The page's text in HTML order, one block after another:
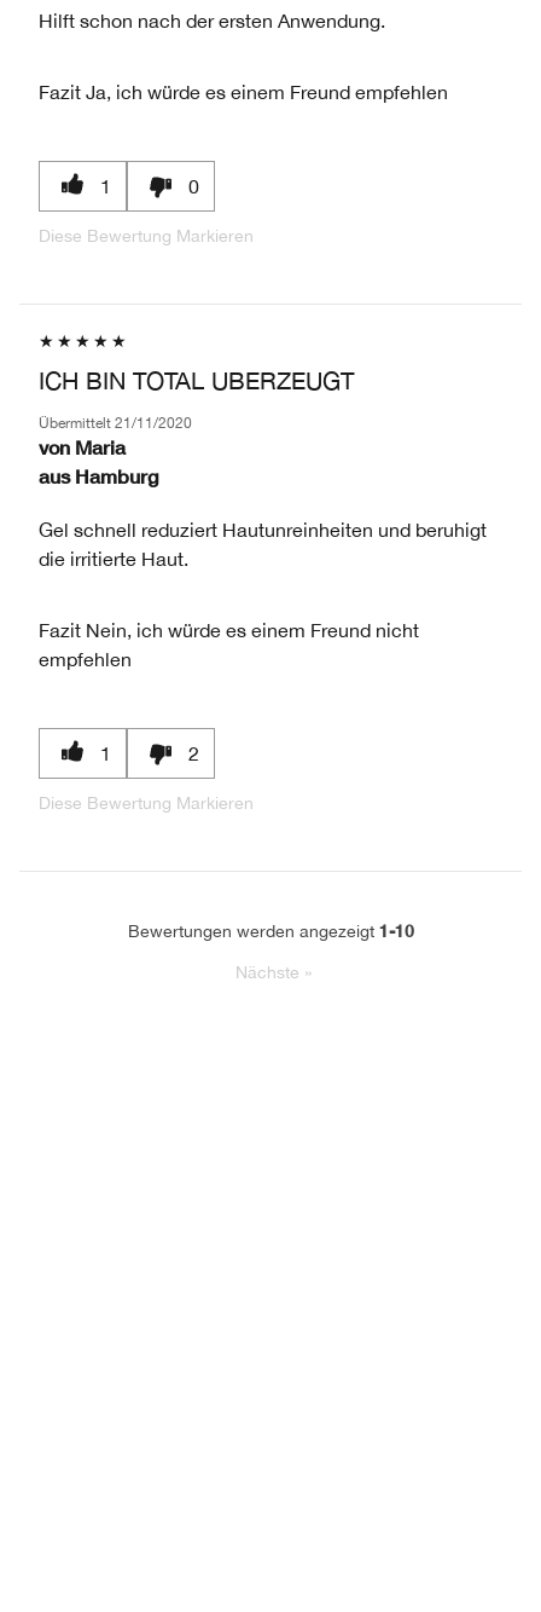
Hilft schon nach der ersten Anwendung.
Fazit Ja, ich würde es einem Freund empfehlen
1 0
Diese Bewertung Markieren
ICH BIN TOTAL UBERZEUGT
Übermittelt 21/11/2020
von Maria
aus Hamburg
Gel schnell reduziert Hautunreinheiten und beruhigt
die irritierte Haut.
Fazit Nein, ich würde es einem Freund nicht
empfehlen
1 2
Diese Bewertung Markieren
Bewertungen werden angezeigt 1-10
Nächste »